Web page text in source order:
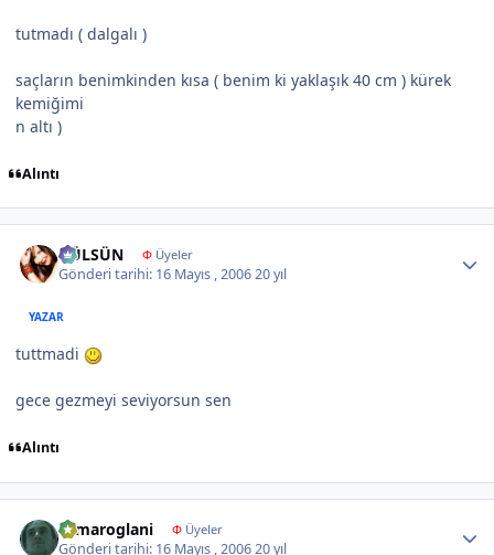
tutmadı ( dalgalı )
saçların benimkinden kısa ( benim ki yaklaşık 40 cm ) kürek
kemiğimi
n altı )
Alıntı
GÜLSÜN ΦÜyeler
Gönderi tarihi: 16 Mayıs , 200620 yıl
YAZAR
tuttmadi
gece gezmeyi seviyorsun sen
Alıntı
samaroglani ΦÜyeler
Gönderi tarihi: 16 Mayıs , 200620 yıl